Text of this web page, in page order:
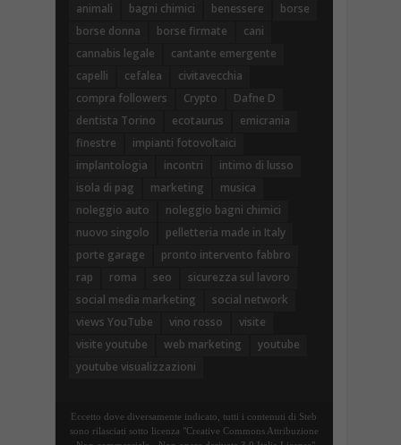
animali bagni chimici benessere
borse
borse donna
borse firmate
cani
cannabis legale
cantante emergente
capelli
cefalea
civitavecchia
compra followers
Crypto
Dafne D
dentista Torino
ecotaurus
emicrania
finestre
impianti fotovoltaici
implantologia
incontri
intimo di lusso
isola di pag
marketing
musica
noleggio auto
noleggio bagni chimici
nuovo singolo
pelletteria made in Italy
porte garage
pronto intervento fabbro
rap
roma seo
sicurezza sul lavoro
social media marketing
social network
views YouTube
vino rosso
visite
visite youtube
web marketing
youtube
youtube visualizzazioni
Eccetto dove diversamente indicato, tutti i contenuti di Steb
sono rilasciati sotto licenza "Creative Commons Attribuzione